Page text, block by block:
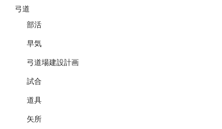
弓道
部活
早気
弓道場建設計画
試合
道具
矢所